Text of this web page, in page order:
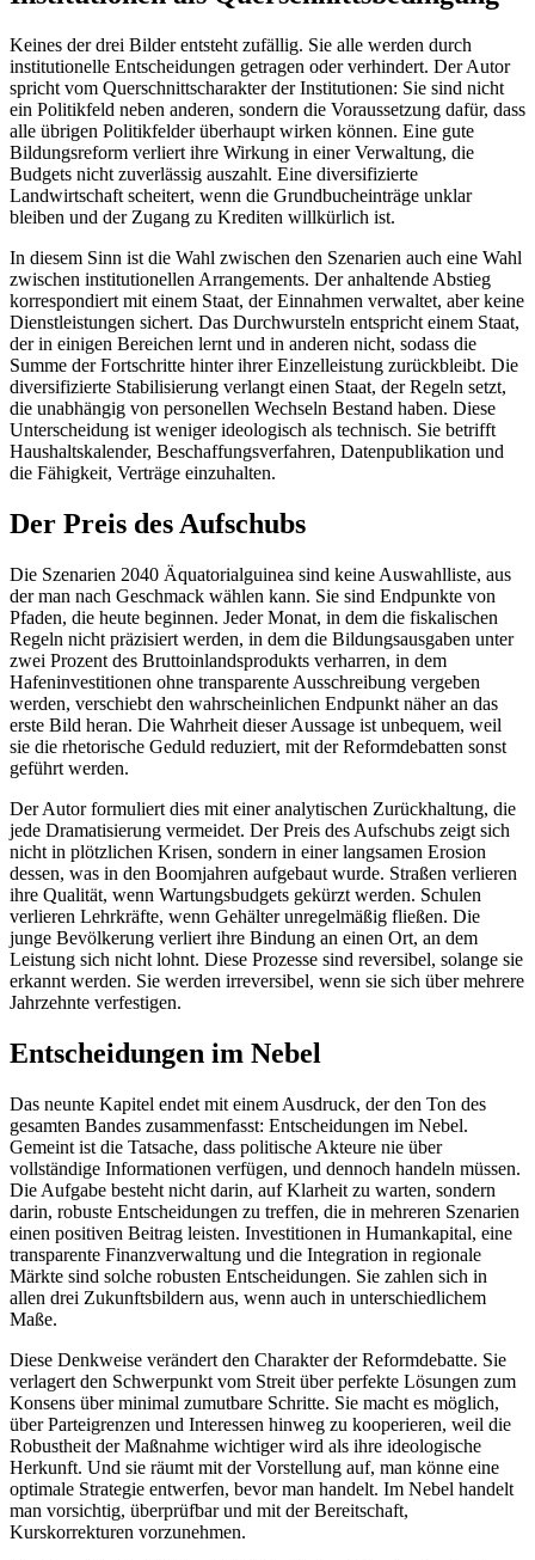
Keines der drei Bilder entsteht zufällig. Sie alle werden durch
institutionelle Entscheidungen getragen oder verhindert. Der Autor
spricht vom Querschnittscharakter der Institutionen: Sie sind nicht
ein Politikfeld neben anderen, sondern die Voraussetzung dafür, dass
alle übrigen Politikfelder überhaupt wirken können. Eine gute
Bildungsreform verliert ihre Wirkung in einer Verwaltung, die
Budgets nicht zuverlässig auszahlt. Eine diversifizierte
Landwirtschaft scheitert, wenn die Grundbucheinträge unklar
bleiben und der Zugang zu Krediten willkürlich ist.
In diesem Sinn ist die Wahl zwischen den Szenarien auch eine Wahl
zwischen institutionellen Arrangements. Der anhaltende Abstieg
korrespondiert mit einem Staat, der Einnahmen verwaltet, aber keine
Dienstleistungen sichert. Das Durchwursteln entspricht einem Staat,
der in einigen Bereichen lernt und in anderen nicht, sodass die
Summe der Fortschritte hinter ihrer Einzelleistung zurückbleibt. Die
diversifizierte Stabilisierung verlangt einen Staat, der Regeln setzt,
die unabhängig von personellen Wechseln Bestand haben. Diese
Unterscheidung ist weniger ideologisch als technisch. Sie betrifft
Haushaltskalender, Beschaffungsverfahren, Datenpublikation und
die Fähigkeit, Verträge einzuhalten.
Der Preis des Aufschubs
Die Szenarien 2040 Äquatorialguinea sind keine Auswahlliste, aus
der man nach Geschmack wählen kann. Sie sind Endpunkte von
Pfaden, die heute beginnen. Jeder Monat, in dem die fiskalischen
Regeln nicht präzisiert werden, in dem die Bildungsausgaben unter
zwei Prozent des Bruttoinlandsprodukts verharren, in dem
Hafeninvestitionen ohne transparente Ausschreibung vergeben
werden, verschiebt den wahrscheinlichen Endpunkt näher an das
erste Bild heran. Die Wahrheit dieser Aussage ist unbequem, weil
sie die rhetorische Geduld reduziert, mit der Reformdebatten sonst
geführt werden.
Der Autor formuliert dies mit einer analytischen Zurückhaltung, die
jede Dramatisierung vermeidet. Der Preis des Aufschubs zeigt sich
nicht in plötzlichen Krisen, sondern in einer langsamen Erosion
dessen, was in den Boomjahren aufgebaut wurde. Straßen verlieren
ihre Qualität, wenn Wartungsbudgets gekürzt werden. Schulen
verlieren Lehrkräfte, wenn Gehälter unregelmäßig fließen. Die
junge Bevölkerung verliert ihre Bindung an einen Ort, an dem
Leistung sich nicht lohnt. Diese Prozesse sind reversibel, solange sie
erkannt werden. Sie werden irreversibel, wenn sie sich über mehrere
Jahrzehnte verfestigen.
Entscheidungen im Nebel
Das neunte Kapitel endet mit einem Ausdruck, der den Ton des
gesamten Bandes zusammenfasst: Entscheidungen im Nebel.
Gemeint ist die Tatsache, dass politische Akteure nie über
vollständige Informationen verfügen, und dennoch handeln müssen.
Die Aufgabe besteht nicht darin, auf Klarheit zu warten, sondern
darin, robuste Entscheidungen zu treffen, die in mehreren Szenarien
einen positiven Beitrag leisten. Investitionen in Humankapital, eine
transparente Finanzverwaltung und die Integration in regionale
Märkte sind solche robusten Entscheidungen. Sie zahlen sich in
allen drei Zukunftsbildern aus, wenn auch in unterschiedlichem
Maße.
Diese Denkweise verändert den Charakter der Reformdebatte. Sie
verlagert den Schwerpunkt vom Streit über perfekte Lösungen zum
Konsens über minimal zumutbare Schritte. Sie macht es möglich,
über Parteigrenzen und Interessen hinweg zu kooperieren, weil die
Robustheit der Maßnahme wichtiger wird als ihre ideologische
Herkunft. Und sie räumt mit der Vorstellung auf, man könne eine
optimale Strategie entwerfen, bevor man handelt. Im Nebel handelt
man vorsichtig, überprüfbar und mit der Bereitschaft,
Kurskorrekturen vorzunehmen.